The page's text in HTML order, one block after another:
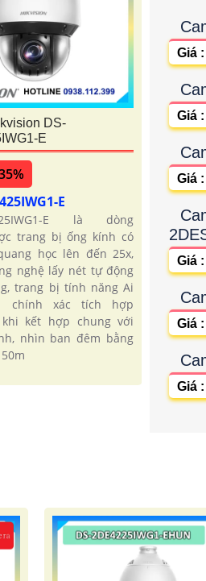
DS-
E
E
E là dòng
trang bị ống kính có
học lên đến 25x,
nghệ lấy nét tự động
trang bị tính năng Ai
chính xác tích hợp
khi kết hợp chung với
nhìn ban đêm bằng
Giá
Giá
Giá
Giá
Giá
Giá